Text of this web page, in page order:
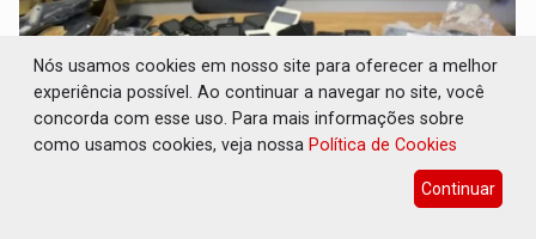
Nós usamos cookies em nosso site para oferecer a melhor
experiência possível. Ao continuar a navegar no site, você
concorda com esse uso. Para mais informações sobre
como usamos cookies, veja nossa Política de Cookies
Continuar